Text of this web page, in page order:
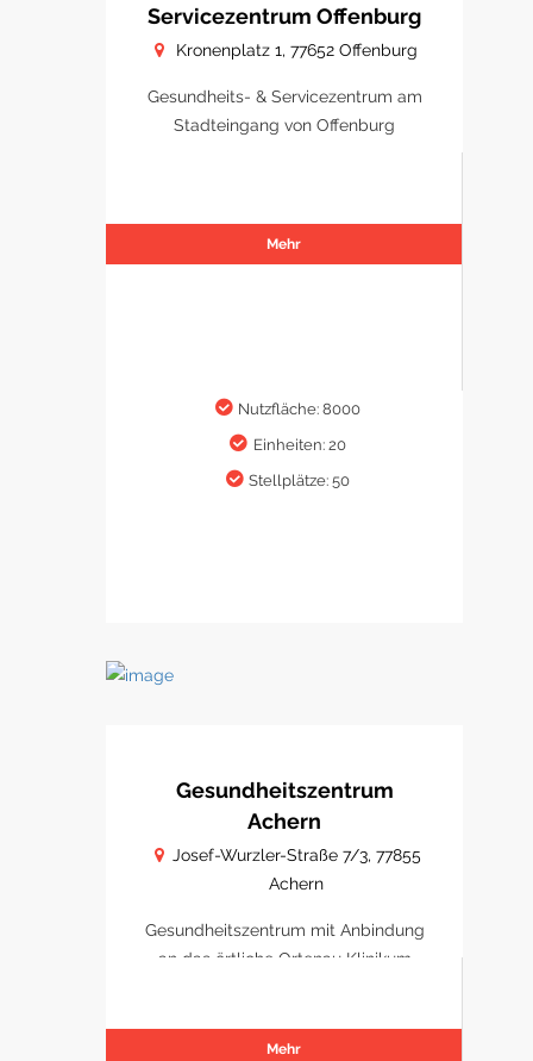
Servicezentrum Offenburg
Kronenplatz 1, 77652 Offenburg
Gesundheits- & Servicezentrum am
Stadteingang von Offenburg
Mehr
Nutzfläche: 8000
Einheiten: 20
Stellplätze: 50
Gesundheitszentrum
Achern
Josef-Wurzler-Straße 7/3, 77855
Achern
Gesundheitszentrum mit Anbindung
an das örtliche Ortenau Klinikum
Mehr